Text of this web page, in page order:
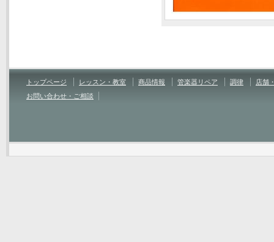
トップページ レッスン・教室 商品情報 管楽器リペア 調律
店舗
お問い合わせ・ご相談